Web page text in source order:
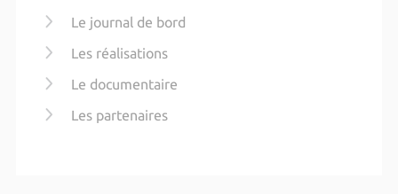
Le journal de bord
Les réalisations
Le documentaire
Les partenaires